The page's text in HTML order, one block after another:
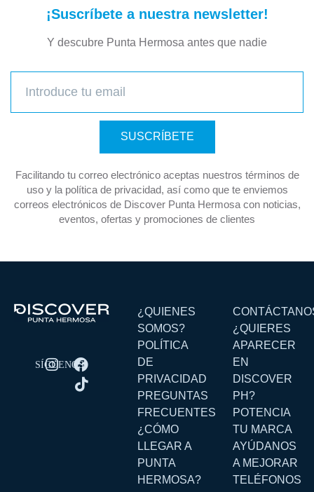
¡Suscríbete a nuestra newsletter!
Y descubre Punta Hermosa antes que nadie
SUSCRÍBETE
Facilitando tu correo electrónico aceptas nuestros términos de
uso y la política de privacidad, así como que te enviemos
correos electrónicos de Discover Punta Hermosa con noticias,
eventos, ofertas y promociones de clientes
¿QUIENES
SOMOS?
POLÍTICA
DE
PRIVACIDAD
PREGUNTAS
FRECUENTES
¿CÓMO
LLEGAR A
PUNTA
HERMOSA?
¿QUIERES
APARECER
EN
DISCOVER
PH?
POTENCIA
TU MARCA
AYÚDANOS
A MEJORAR
TELÉFONOS